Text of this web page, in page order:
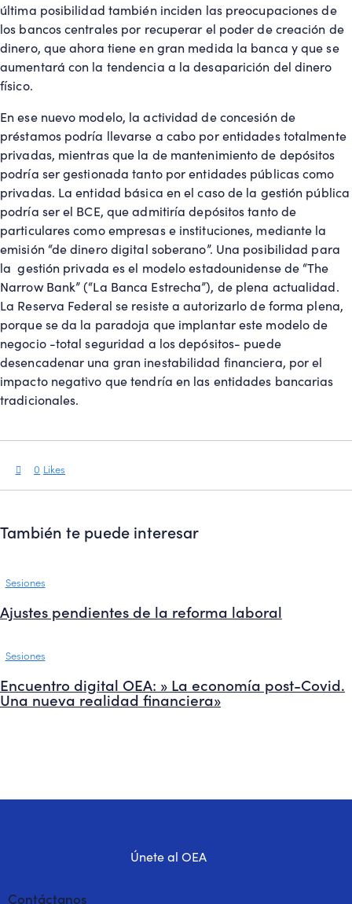
última posibilidad también inciden las preocupaciones de
los bancos centrales por recuperar el poder de creación de
dinero, que ahora tiene en gran medida la banca y que se
aumentará con la tendencia a la desaparición del dinero
físico.
En ese nuevo modelo, la actividad de concesión de
préstamos podría llevarse a cabo por entidades totalmente
privadas, mientras que la de mantenimiento de depósitos
podría ser gestionada tanto por entidades públicas como
privadas. La entidad básica en el caso de la gestión pública
podría ser el BCE, que admitiría depósitos tanto de
particulares como empresas e instituciones, mediante la
emisión “de dinero digital soberano”. Una posibilidad para
la gestión privada es el modelo estadounidense de “The
Narrow Bank” (“La Banca Estrecha”), de plena actualidad.
La Reserva Federal se resiste a autorizarlo de forma plena,
porque se da la paradoja que implantar este modelo de
negocio -total seguridad a los depósitos- puede
desencadenar una gran inestabilidad financiera, por el
impacto negativo que tendría en las entidades bancarias
tradicionales.
0 Likes
También te puede interesar
Sesiones
Ajustes pendientes de la reforma laboral
Sesiones
Encuentro digital OEA: » La economía post-Covid.
Una nueva realidad financiera»
Únete al OEA
Contáctanos